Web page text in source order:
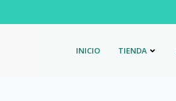
INICIO TIENDA